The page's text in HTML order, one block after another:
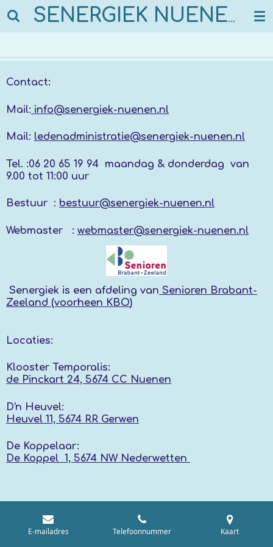
Ga
SENERGIEK NUENEN
Contact:
Mail: info@senergiek-nuenen.nl
Mail: ledenadministratie@senergiek-nuenen.nl
Tel. :06 20 65 19 94 maandag & donderdag van
9.00 tot 11:00 uur
Bestuur : bestuur@senergiek-nuenen.nl
Webmaster : webmaster@senergiek-nuenen.nl
Senergiek is een afdeling van Senioren Brabant-
Zeeland (voorheen KBO)
Locaties:
Klooster Temporalis:
de Pinckart 24, 5674 CC Nuenen
D'n Heuvel:
Heuvel 11, 5674 RR Gerwen
De Koppelaar:
De Koppel 1, 5674 NW Nederwetten
E-mailadres Telefoonnummer Kaart